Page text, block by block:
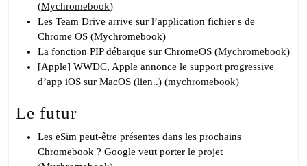
(Mychromebook)
Les Team Drive arrive sur l’application fichier s de
Chrome OS (Mychromebook)
La fonction PIP débarque sur ChromeOS (Mychromebook)
[Apple] WWDC, Apple annonce le support progressive
d’app iOS sur MacOS (lien..) (mychromebook)
Le futur
Les eSim peut-être présentes dans les prochains
Chromebook ? Google veut porter le projet